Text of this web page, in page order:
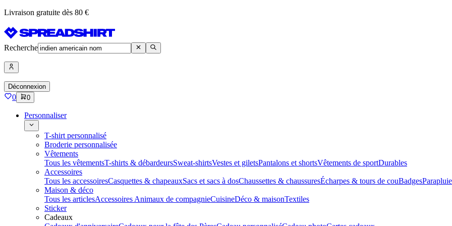
Livraison gratuite dès 80 €
Recherche
Déconnexion
0 0
Personnaliser
T-shirt personnalisé
Broderie personnalisée
Vêtements
Tous les vêtementsT-shirts & débardeursSweat-shirtsVestes et giletsPantalons et shortsVêtements de sportDurables
Accessoires
Tous les accessoiresCasquettes & chapeauxSacs et sacs à dosChaussettes & chaussuresÉcharpes & tours de couBadges
Maison & déco
Tous les articlesAccessoires Animaux de compagnieCuisineDéco & maisonTextiles
Sticker
Cadeaux